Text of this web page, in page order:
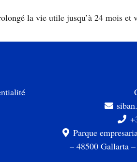
la vie utile jusqu’à 24 mois et
Parque
– 48500 Gallarta